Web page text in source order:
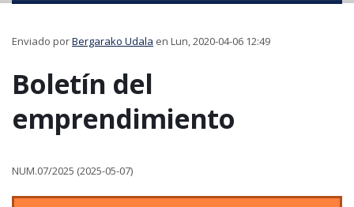
Enviado porBergarako Udala en Lun, 2020-04-06 12:49
Boletín del
emprendimiento
NUM.07/2025 (2025-05-07)